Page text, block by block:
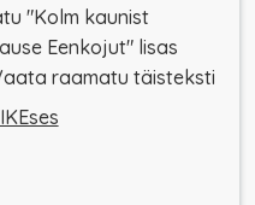
"Kolm kaunist
Eenkojut" lisas
raamatu täisteksti